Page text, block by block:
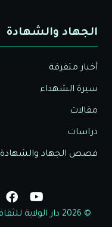
الجهاد والشهادة
أخبار متفرقة
سيرة الشهداء
مقالات
دراسات
قصص الجهاد والشهادة
© 2026 دار الولاية للثقافة والاعلام. جميع الحقوق محفوظة